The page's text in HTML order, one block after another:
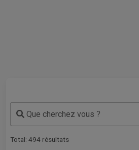
Que cherchez vous ?
Total: 494 résultats